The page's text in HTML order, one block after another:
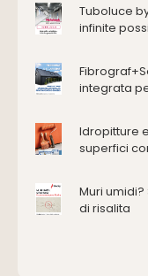
Cappe
Energie
Impianti
Impianti
Tuboluce
infinite
integrata
Idropitture
superfici
Muri
di risalita